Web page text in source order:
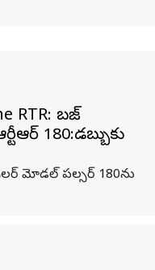
RTR: బజాజ్
180:డబ్బుకు
మోడల్ పల్సర్ 180ను